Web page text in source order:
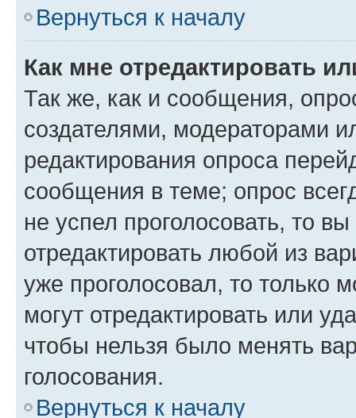
Вернуться к началу
Как мне отредактировать
Так же, как и сообщения,
создателями, модераторами
редактирования опроса
сообщения в теме; опрос
не успел проголосовать, то
отредактировать любой из
уже проголосовал, то только
могут отредактировать или
чтобы нельзя было менять
голосования.
Вернуться к началу